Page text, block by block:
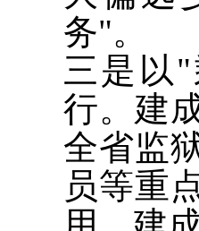
务"。
三是以
行。建
全省监
员等重